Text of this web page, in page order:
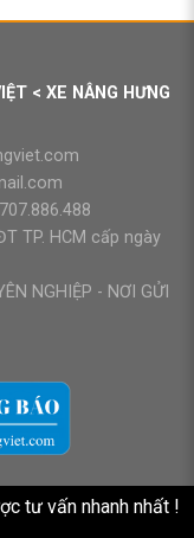
< XE NÂNG HƯNG
TP. HCM cấp ngày
NGHIỆP - NƠI GỬI
tư vấn nhanh nhất !